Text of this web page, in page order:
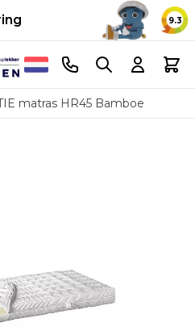
14
9.3
Telefoonnummer
Search Cart
matras HR45 Bamboe